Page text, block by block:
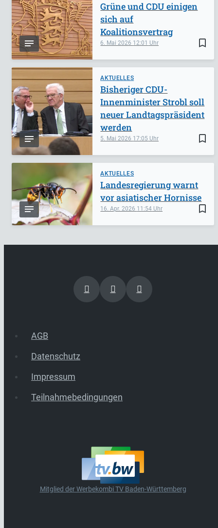
bookmark_border
6. Mai 2026 12:01
Grüne und CDU einigen
sich auf
Koalitionsvertrag
AKTUELLES
bookmark_border
5. Mai 2026 17:05
Bisheriger CDU-
Innenminister Strobl soll
neuer Landtagspräsident
werden
AKTUELLES
bookmark_border
16. Apr. 2026 11:54
Landesregierung warnt
vor asiatischer Hornisse
AGB
Datenschutz
Impressum
Teilnahmebedingungen
Mitglied der Werbekombi TV Baden-Württemberg